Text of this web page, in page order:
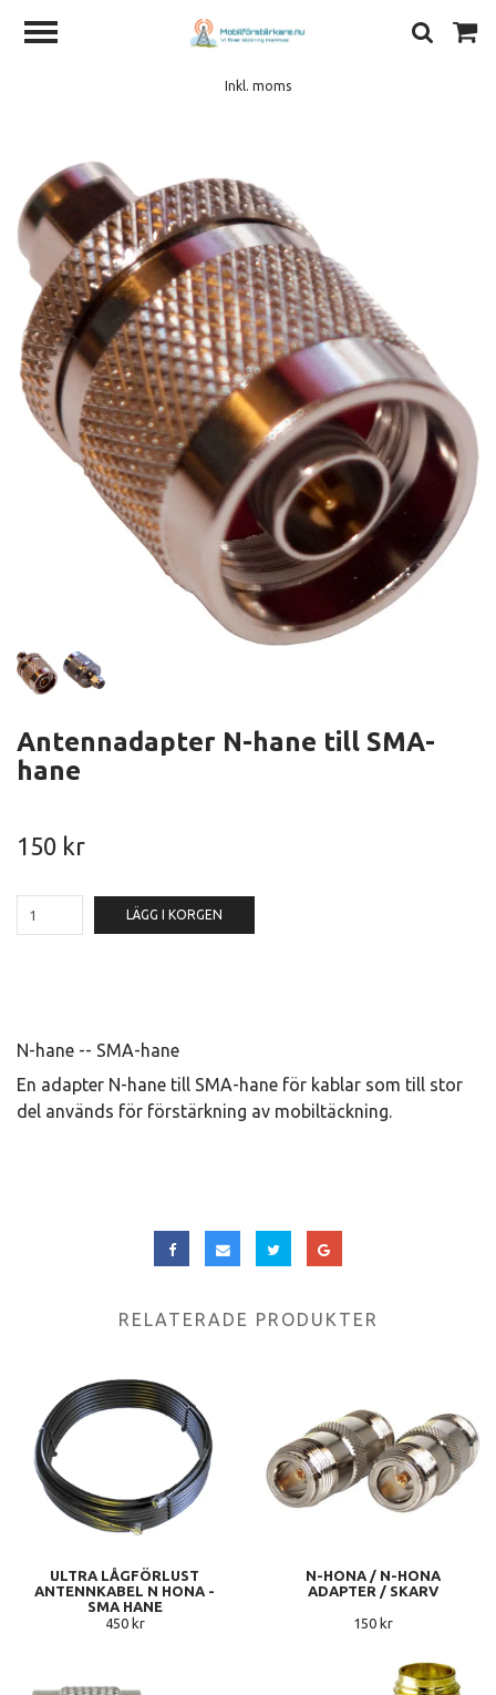
Inkl. moms
Antennadapter N-hane till SMA-
hane
150 kr
LÄGG I KORGEN
N-hane -- SMA-hane
En adapter N-hane till SMA-hane för kablar som till stor
del används för förstärkning av mobiltäckning.
RELATERADE PRODUKTER
ULTRA LÅGFÖRLUST
ANTENNKABEL N HONA -
SMA HANE
450 kr
N-HONA / N-HONA
ADAPTER / SKARV
150 kr